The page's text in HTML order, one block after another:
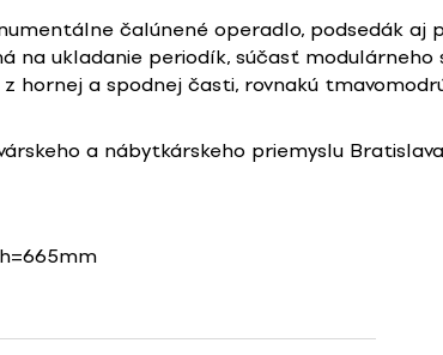
čalúnené operadlo, podsedák aj
na ukladanie periodík, súčasť modulárneho
hornej a spodnej časti, rovnakú
a nábytkárskeho priemyslu Bratislava